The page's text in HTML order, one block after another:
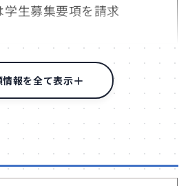
情報を全て表示
生募集要項を請求
学生募集要項を請求
学生募集要項を請求